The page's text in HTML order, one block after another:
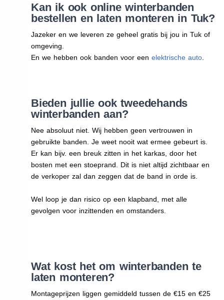
Kan ik ook online winterbanden
bestellen en laten monteren in Tuk?
Jazeker en we leveren ze geheel gratis bij jou in Tuk of
omgeving.
En we hebben ook banden voor een elektrische auto.
Bieden jullie ook tweedehands
winterbanden aan?
Nee absoluut niet. Wij hebben geen vertrouwen in
gebruikte banden. Je weet nooit wat ermee gebeurt is.
Er kan bijv. een breuk zitten in het karkas, door het
bosten met een stoeprand. Dit is niet altijd zichtbaar en
de verkoper zal dan zeggen dat de band in orde is.
Wel loop je dan risico op een klapband, met alle
gevolgen voor inzittenden en omstanders.
Wat kost het om winterbanden te
laten monteren?
Montageprijzen liggen gemiddeld tussen de €15 en €25